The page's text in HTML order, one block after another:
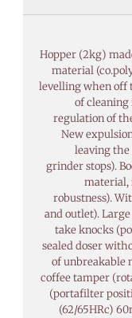
Hopper (2kg)
material
levelling when off
of cleaning
regulation of
New
leaving
grinder stops).
material,
robustness).
and outlet).
take knocks
sealed doser
of unbreakable
coffee tamper
(portafilter
(62/65HRc)